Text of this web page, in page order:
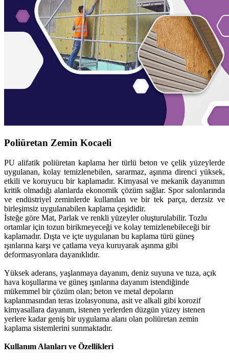
Poliüretan Zemin Kocaeli
PU alifatik poliüretan kaplama her türlü beton ve çelik yüzeylerde
uygulanan, kolay temizlenebilen, sararmaz, aşınma direnci yüksek,
etkili ve koruyucu bir kaplamadır. Kimyasal ve mekanik dayanımın
kritik olmadığı alanlarda ekonomik çözüm sağlar. Spor salonlarında
ve endüstriyel zeminlerde kullanılan ve bir tek parça, derzsiz ve
birleşimsiz uygulanabilen kaplama çeşididir.
İsteğe göre Mat, Parlak ve renkli yüzeyler oluşturulabilir. Tozlu
ortamlar için tozun birikmeyeceği ve kolay temizlenebileceği bir
kaplamadır. Dışta ve içte uygulanan bu kaplama türü güneş
ışınlarına karşı ve çatlama veya kuruyarak aşınma gibi
deformasyonlara dayanıklıdır.
Yüksek aderans, yaşlanmaya dayanım, deniz suyuna ve tuza, açık
hava koşullarına ve güneş ışınlarına dayanım istendiğinde
mükemmel bir çözüm olan; beton ve metal depoların
kaplanmasından teras izolasyonuna, asit ve alkali gibi korozif
kimyasallara dayanım, istenen yerlerden düzgün yüzey istenen
yerlere kadar geniş bir uygulama alanı olan poliüretan zemin
kaplama sistemlerini sunmaktadır.
Kullanım Alanları ve Özellikleri